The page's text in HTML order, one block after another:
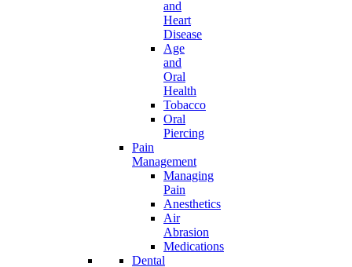
and
Heart
Disease
Age
and
Oral
Health
Tobacco
Oral
Piercing
Pain
Management
Managing
Pain
Anesthetics
Air
Abrasion
Medications
Dental